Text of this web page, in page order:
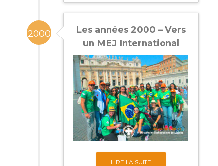
2000
Les années 2000 – Vers
un MEJ International
LIRE LA SUITE